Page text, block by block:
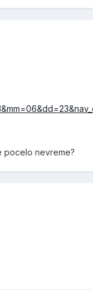
pocelo nevreme?